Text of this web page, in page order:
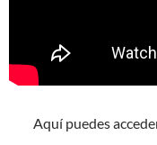
Aquí puedes